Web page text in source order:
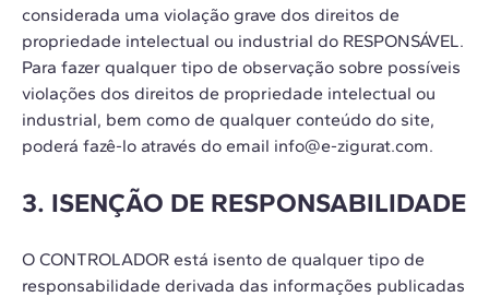
considerada uma violação grave dos direitos de
propriedade intelectual ou industrial do RESPONSÁVEL.
Para fazer qualquer tipo de observação sobre possíveis
violações dos direitos de propriedade intelectual ou
industrial, bem como de qualquer conteúdo do site,
poderá fazê-lo através do email info@e-zigurat.com.
3. ISENÇÃO DE RESPONSABILIDADE
O CONTROLADOR está isento de qualquer tipo de
responsabilidade derivada das informações publicadas